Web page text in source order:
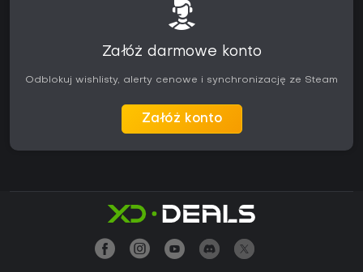
Załóż darmowe konto
Odblokuj wishlisty, alerty cenowe i synchronizację ze Steam
Załóż konto